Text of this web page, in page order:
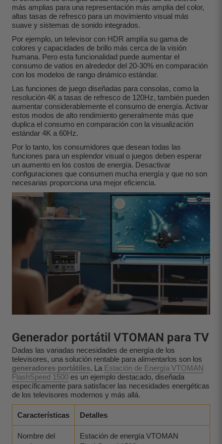
más amplias para una representación más amplia del color,
altas tasas de refresco para un movimiento visual más
suave y sistemas de sonido integrados.
Por ejemplo, un televisor con HDR amplía su gama de
colores y capacidades de brillo más cerca de la visión
humana. Pero esta funcionalidad puede aumentar el
consumo de vatios en alrededor del 20-30% en comparación
con los modelos de rango dinámico estándar.
Las funciones de juego diseñadas para consolas, como la
resolución 4K a tasas de refresco de 120Hz, también pueden
aumentar considerablemente el consumo de energía. Activar
estos modos de alto rendimiento generalmente más que
duplica el consumo en comparación con la visualización
estándar 4K a 60Hz.
Por lo tanto, los consumidores que desean todas las
funciones para un esplendor visual o juegos deben esperar
un aumento en los costos de energía. Desactivar
configuraciones que consumen mucha energía y que no son
necesarias proporciona una mejor eficiencia.
Generador portátil VTOMAN para TV
Dadas las variadas necesidades de energía de los
televisores, una solución rentable para alimentarlos son los
generadores portátiles. La Estación de Energía VTOMAN
FlashSpeed 1500 es un ejemplo destacado, diseñada
específicamente para satisfacer las necesidades energéticas
de los televisores modernos y más allá.
Características Detalles
Nombre del
Estación de energía VTOMAN